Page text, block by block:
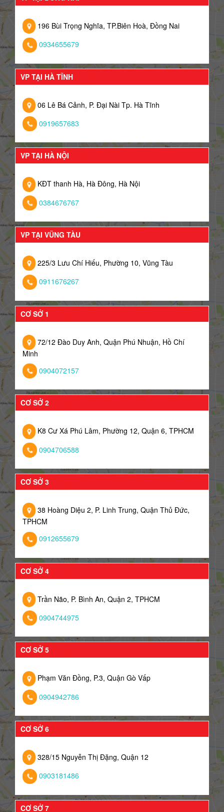
196 Bùi Trọng Nghĩa, TP.Biên Hoà, Đồng Nai
0934655679
VP TẠI HÀ TĨNH
06 Lê Bá Cảnh, P. Đại Nài Tp. Hà Tĩnh
0919657683
VP TẠI HÀ NỘI
KĐT thanh Hà, Hà Đông, Hà Nội
0384676767
VP TẠI VŨNG TÀU
225/3 Lưu Chí Hiếu, Phường 10, Vũng Tàu
0911676267
CƠ SỞ 1
72/12 Đào Duy Anh, Quận Phú Nhuận, Hồ Chí
Minh
0904072157
CƠ SỞ 2
K8 Cư Xá Phú Lâm, Phường 12, Quận 6, TPHCM
0904706588
CƠ SỞ 3
38 Hoàng Diệu 2, P. Linh Trung, Quận Thủ Đức,
TPHCM
0912655679
CƠ SỞ 4
Trần Não, P. Bình An, Quận 2, TPHCM
0904744975
CƠ SỞ 5
Phạm Văn Đồng, P.3, Quận Gò Vấp
0904942786
CƠ SỞ 6
328/15 Nguyễn Thị Đặng, Quận 12
0903181486
CƠ SỞ 7